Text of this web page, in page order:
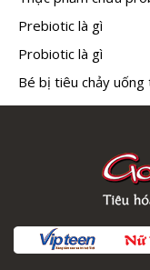
Prebiotic là gì
Probiotic là gì
Bé bị tiêu chảy uống